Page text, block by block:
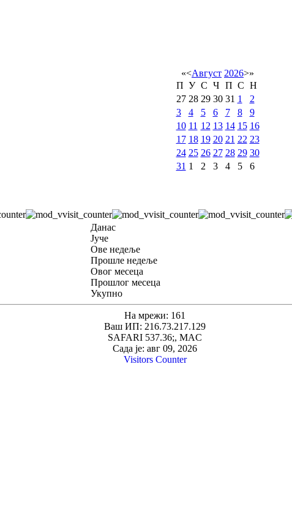
«<Август 2026>»
П У С Ч П С Н
27 28 29 30 31 1
2
3
4 5 6 7 8
9
10 11 12 13 14 15 16
17 18 19 20 21 22 23
24 25 26 27 28 29 30
31 1 2 3 4 5 6
Данас
Јуче
Ове недеље
Прошле недеље
Овог месеца
Прошлог месеца
Укупно
На мрежи: 161
Ваш ИП: 216.73.217.129
SAFARI 537.36;, MAC
Сада је: авг 09, 2026
Visitors Counter